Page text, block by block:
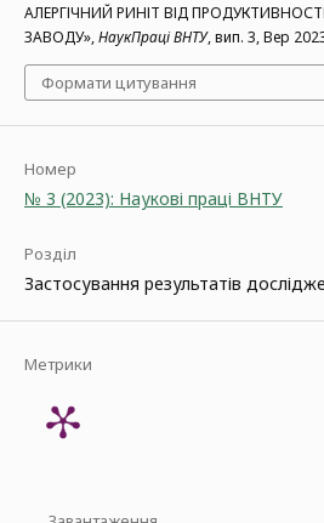
АЛЕРГІЧНИЙ РИНІТ ВІД
ЗАВОДУ»,НаукПраці ВНТУ, вип. 3, Вер
Формати цитування
Номер
№ 3 (2023): Наукові праці ВНТУ
Розділ
Застосування результатів
Метрики